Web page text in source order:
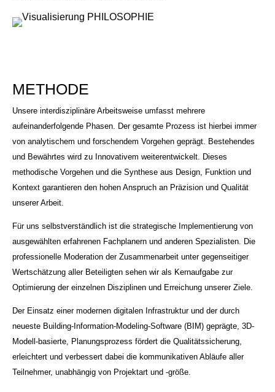
METHODE
Unsere interdisziplinäre Arbeitsweise umfasst mehrere
aufeinanderfolgende Phasen. Der gesamte Prozess ist hierbei immer
von analytischem und forschendem Vorgehen geprägt. Bestehendes
und Bewährtes wird zu Innovativem weiterentwickelt. Dieses
methodische Vorgehen und die Synthese aus Design, Funktion und
Kontext garantieren den hohen Anspruch an Präzision und Qualität
unserer Arbeit.
Für uns selbstverständlich ist die strategische Implementierung von
ausgewählten erfahrenen Fachplanern und anderen Spezialisten. Die
professionelle Moderation der Zusammenarbeit unter gegenseitiger
Wertschätzung aller Beteiligten sehen wir als Kernaufgabe zur
Optimierung der einzelnen Disziplinen und Erreichung unserer Ziele.
Der Einsatz einer modernen digitalen Infrastruktur und der durch
neueste Building-Information-Modeling-Software (BIM) geprägte, 3D-
Modell-basierte, Planungsprozess fördert die Qualitätssicherung,
erleichtert und verbessert dabei die kommunikativen Abläufe aller
Teilnehmer, unabhängig von Projektart und -größe.